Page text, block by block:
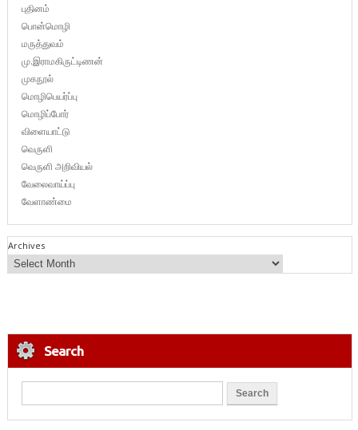
புதினம்
பொன்மொழி
மருத்துவம்
மு.இராமகிருட்டிணன்
முகநூல்
மொழிபெயர்ப்பு
மொழிப்போர்
விளையாட்டு
வெருளி
வெருளி அறிவியல்
வேலைவாய்ப்பு
வேளாண்மை
Archives
Search